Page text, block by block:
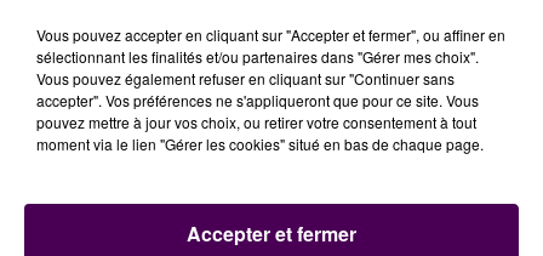
Vous pouvez accepter en cliquant sur "Accepter et fermer", ou affiner en
sélectionnant les finalités et/ou partenaires dans "Gérer mes choix".
Vous pouvez également refuser en cliquant sur "Continuer sans
accepter". Vos préférences ne s'appliqueront que pour ce site. Vous
pouvez mettre à jour vos choix, ou retirer votre consentement à tout
moment via le lien "Gérer les cookies" situé en bas de chaque page.
Accepter et fermer